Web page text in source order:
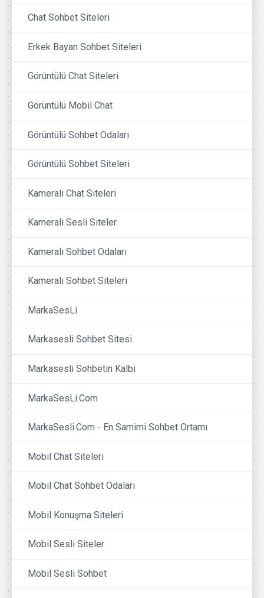
Chat Sohbet Siteleri
Erkek Bayan Sohbet Siteleri
Görüntülü Chat Siteleri
Görüntülü Mobil Chat
Görüntülü Sohbet Odaları
Görüntülü Sohbet Siteleri
Kameralı Chat Siteleri
Kameralı Sesli Siteler
Kameralı Sohbet Odaları
Kameralı Sohbet Siteleri
MarkaSesLi
Markasesli Sohbet Sitesi
Markasesli Sohbetin Kalbi
MarkaSesLi.Com
MarkaSesli.Com - En Samimi Sohbet Ortamı
Mobil Chat Siteleri
Mobil Chat Sohbet Odaları
Mobil Konuşma Siteleri
Mobil Sesli Siteler
Mobil Sesli Sohbet